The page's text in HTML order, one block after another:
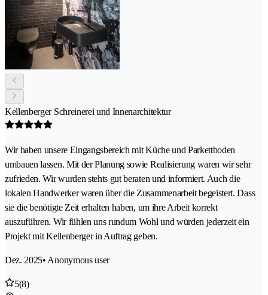
Kellenberger Schreinerei und Innenarchitektur
Wir haben unsere Eingangsbereich mit Küche und Parkettboden
umbauen lassen. Mit der Planung sowie Realisierung waren wir sehr
zufrieden. Wir wurden stehts gut beraten und informiert. Auch die
lokalen Handwerker waren über die Zusammenarbeit begeistert. Dass
sie die benötigte Zeit erhalten haben, um ihre Arbeit korrekt
auszuführen. Wir fühlen uns rundum Wohl und würden jederzeit ein
Projekt mit Kellenberger in Auftrag geben.
Dez. 2025• Anonymous user
5(8)